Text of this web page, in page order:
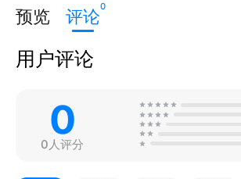
预览 评论0
用户评论
0
0人评分